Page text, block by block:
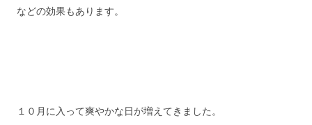
などの効果もあります。
１０月に入って爽やかな日が増えてきました。